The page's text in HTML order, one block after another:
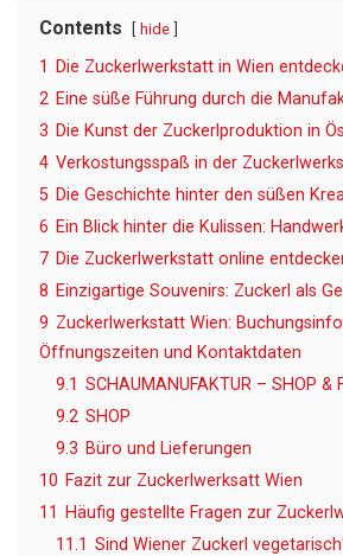
Contents hide
1
Die Zuckerlwerkstatt in Wien
2 Eine süße Führung durch die
3 Die Kunst der Zuckerlproduktion in
4 Verkostungsspaß in der
5 Die Geschichte hinter den süßen
6 Ein Blick hinter die Kulissen:
7 Die Zuckerlwerkstatt online
8 Einzigartige Souvenirs: Zuckerl als
9 Zuckerlwerkstatt Wien:
Öffnungszeiten und Kontaktdaten
9.1 SCHAUMANUFAKTUR – SHOP &
9.2 SHOP
9.3 Büro und Lieferungen
10 Fazit zur Zuckerlwerksatt Wien
11
Häufig gestellte Fragen zur
11.1 Sind Wiener Zuckerl